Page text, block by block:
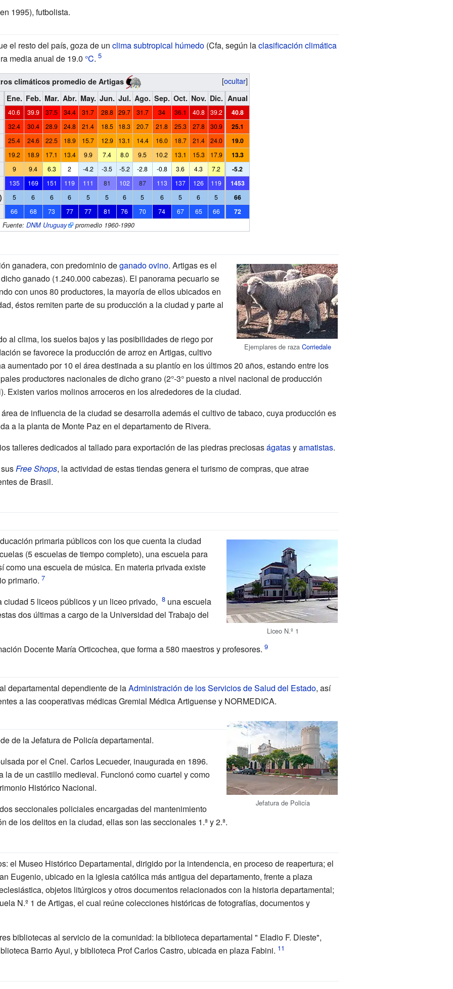
1995), futbolista.
el resto del país, goza de un clima subtropical húmedo(Cfa, según laclasificación climática
media anual de 19.0 °C.
[ocultar]
climáticos promedio de Artigas
Ene. Feb. Mar. Abr. May. Jun. Jul. Ago. Sep. Oct. Nov. Dic. Anual
40.6 39.9 37.5 34.4 31.7 28.8 29.7 31.7 34 36.1 40.8 39.2 40.8
32.4 30.4 28.9 24.8 21.4 18.5 18.3 20.7 21.8 25.3 27.8 30.9 25.1
25.4 24.6 22.5 18.9 15.7 12.9 13.1 14.4 16.0 18.7 21.4 24.0 19.0
19.2 18.9 17.1 13.4 9.9 7.4 8.0 9.5 10.2 13.1 15.3 17.9 13.3
9 9.4 6.3 2 -4.2 -3.5 -5.2 -2.8 -0.8 3.6 4.3 7.2 -5.2
135 169 151 119 111 81 102 87 113 137 126 119 1453
5 6 6 6 5 5 6 5 6 5 6 5 66
66 68 73 77 77 81 76 70 74 67 65 66
72
Fuente:DNM Uruguay promedio 1960-1990
Ejemplares de razaCorriedale
ganadera, con predominio deganado ovino. Artigas es el
ganado (1.240.000 cabezas). El panorama pecuario se
con unos 80 productores, la mayoría de ellos ubicados en
éstos remiten parte de su producción a la ciudad y parte al
al clima, los suelos bajos y las posibilidades de riego por
se favorece la producción de arroz en Artigas, cultivo
aumentado por 10 el área destinada a su plantío en los últimos 20 años, estando entre los
productores nacionales de dicho grano (2°-3° puesto a nivel nacional de producción
Existen varios molinos arroceros en los alrededores de la ciudad.
de influencia de la ciudad se desarrolla además el cultivo de tabaco, cuya producción es
a la planta de Monte Paz en el departamento de Rivera.
talleres dedicados al tallado para exportación de las piedras preciosaságatasyamatistas.
Free Shops, la actividad de estas tiendas genera el turismo de compras, que atrae
de Brasil.
Liceo N.º 1
primaria públicos con los que cuenta la ciudad
(5escuelas de tiempo completo), una escuela para
como una escuela de música. En materia privada existe
primario.
5 liceos públicos y un liceo privado,
una escuela
dos últimas a cargo de la Universidad del Trabajo del
Docente María Orticochea, que forma a 580 maestros y profesores.
departamental dependiente de laAdministración de los Servicios de Salud del Estado, así
a las cooperativas médicas Gremial Médica Artiguense y NORMEDICA.
Jefatura de Policía
de la Jefatura de Policía departamental.
por el Cnel. Carlos Lecueder, inaugurada en 1896.
la de un castillo medieval. Funcionó como cuartel y como
Histórico Nacional.
seccionales policiales encargadas del mantenimiento
de los delitos en la ciudad, ellas son las seccionales 1.ª y 2.ª.
el Museo Histórico Departamental, dirigido por la intendencia, en proceso de reapertura; el
Eugenio, ubicado en la iglesia católica más antigua del departamento, frente a plaza
objetos litúrgicos y otros documentos relacionados con la historia departamental;
N.º 1 de Artigas, el cual reúne colecciones históricas de fotografías, documentos y
bibliotecas al servicio de la comunidad: la biblioteca departamental " Eladio F. Dieste",
Barrio Ayui, y biblioteca Prof Carlos Castro, ubicada en plaza Fabini.